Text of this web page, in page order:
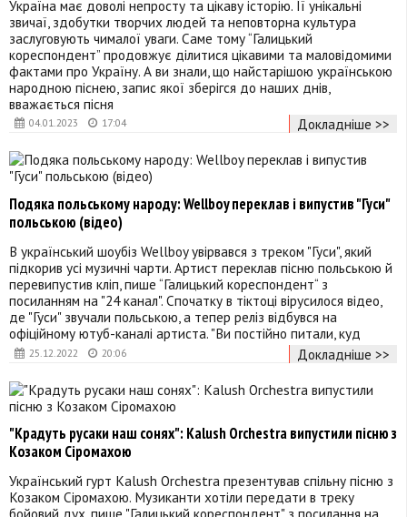
04.01.2023 17:04
Україна має доволі непросту та цікаву історію. Її унікальні
звичаї, здобутки творчих людей та неповторна культура
заслуговують чималої уваги. Саме тому “Галицький
кореспондент” продовжує ділитися цікавими та маловідомими
фактами про Україну. А ви знали, що найстарішою українською
народною піснею, запис якої зберігся до наших днів,
вважається пісня
Докладніше >>
25.12.2022 20:06
Подяка польському народу: Wellboy переклав і випустив "Гуси"
польською (відео)
В український шоубіз Wellboy увірвався з треком "Гуси", який
підкорив усі музичні чарти. Артист переклав пісню польською й
перевипустив кліп, пише “Галицький кореспондент“ з
посиланням на "24 канал". Спочатку в тіктоці вірусилося відео,
де "Гуси" звучали польською, а тепер реліз відбувся на
офіційному ютуб-каналі артиста. "Ви постійно питали, куд
Докладніше >>
"Крадуть русаки наш сонях": Kalush Orchestra випустили пісню з
Козаком Сіромахою
Український гурт Kalush Orchestra презентував спільну пісню з
Козаком Сіромахою. Музиканти хотіли передати в треку